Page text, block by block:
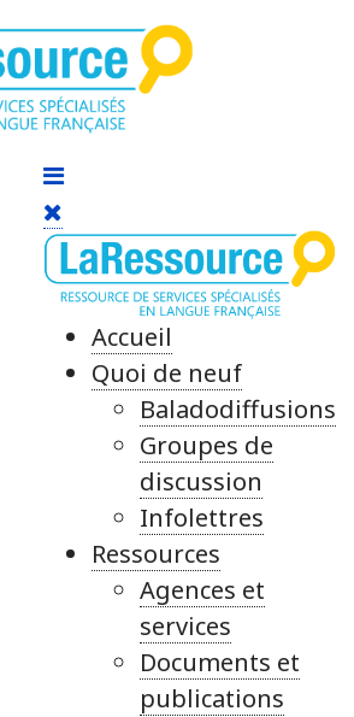
Accueil
Quoi de neuf
Baladodiffusions
Groupes de
discussion
Infolettres
Ressources
Agences et
services
Documents et
publications